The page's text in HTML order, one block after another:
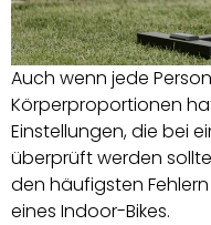
Auch wenn jede
Körperproportionen
Einstellungen, die bei
überprüft werden
den häufigsten
eines Indoor-Bikes.